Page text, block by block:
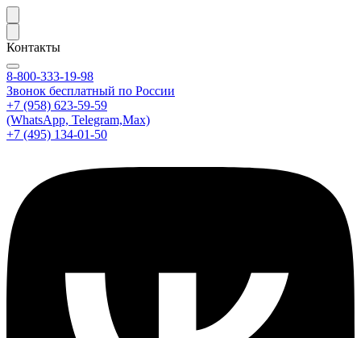
Контакты
8-800-333-19-98
Звонок бесплатный по России
+7 (958) 623-59-59
(WhatsApp, Telegram,Max)
+7 (495) 134-01-50